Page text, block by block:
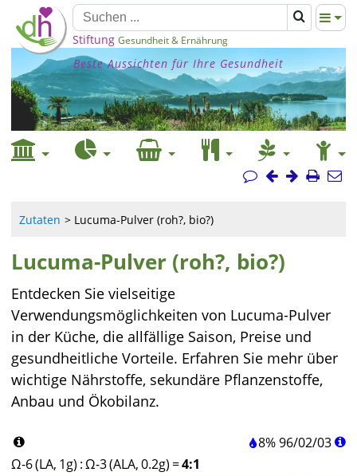
Stiftung Gesundheit & Ernährung
Beste Aussichten für Ihre Gesundheit
Zutaten Lucuma-Pulver (roh?, bio?)
Lucuma-Pulver (roh?, bio?)
Entdecken Sie vielseitige
Verwendungsmöglichkeiten von Lucuma-Pulver
in der Küche, die allfällige Saison, Preise und
gesundheitliche Vorteile. Erfahren Sie mehr über
wichtige Nährstoffe, sekundäre Pflanzenstoffe,
Anbau und Ökobilanz.
8%96/02/03
Ω-6 (LA, 1g) :Ω-3 (ALA, 0.2g) =4:1